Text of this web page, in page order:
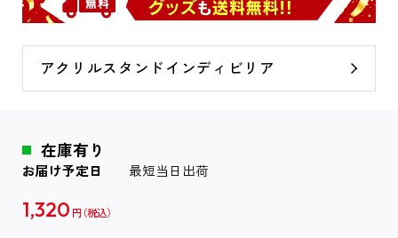
アクリルスタンドインディビリア
在庫有り
お届け予定日 最短当日出荷
1,320 円